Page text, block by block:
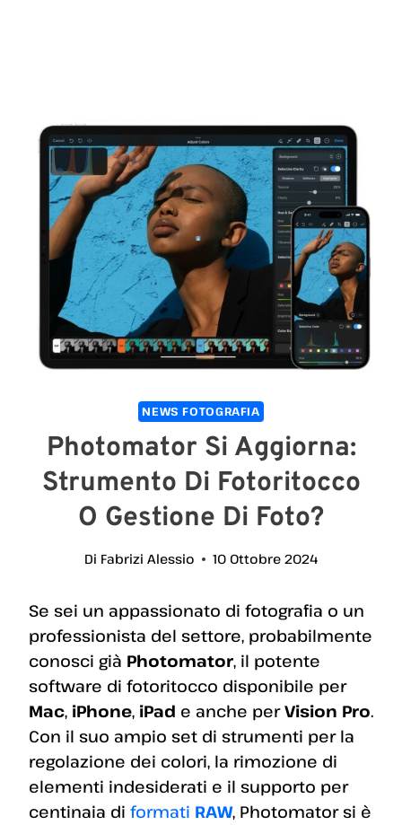
NEWS FOTOGRAFIA
Photomator Si Aggiorna:
Strumento Di Fotoritocco
O Gestione Di Foto?
Di Fabrizi Alessio 10 Ottobre 2024
Se sei un appassionato di fotografia o un
professionista del settore, probabilmente
conosci già Photomator, il potente
software di fotoritocco disponibile per
Mac, iPhone, iPad e anche perVision Pro.
Con il suo ampio set di strumenti per la
regolazione dei colori, la rimozione di
elementi indesiderati e il supporto per
centinaia di formati RAW, Photomator si è